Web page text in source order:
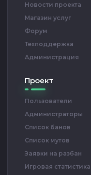
Новости проекта
Магазин услуг
Форум
Техподдержка
Администрация
Проект
Пользователи
Администраторы
Список банов
Список мутов
Заявки на разбан
Игровая статистика